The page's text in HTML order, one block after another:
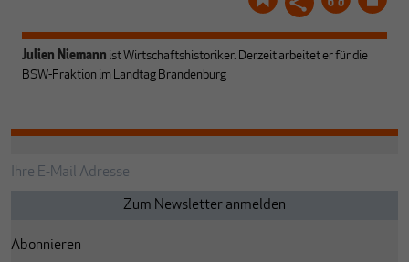
Julien Niemann ist Wirtschaftshistoriker. Derzeit arbeitet er für die
BSW-Fraktion im Landtag Brandenburg
Abonnieren